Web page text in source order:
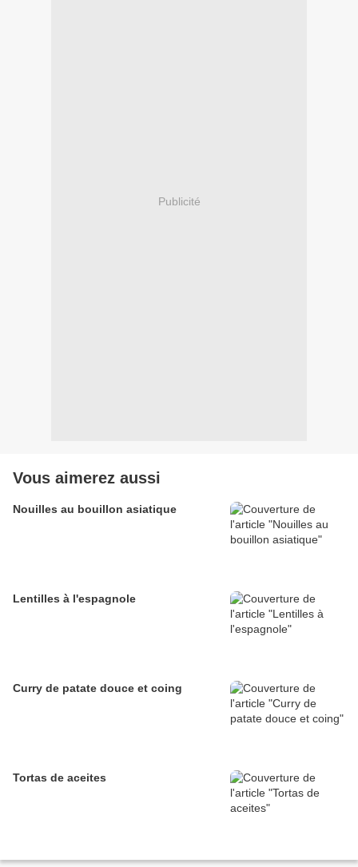
Publicité
Vous aimerez aussi
Nouilles au bouillon asiatique
Lentilles à l'espagnole
Curry de patate douce et coing
Tortas de aceites